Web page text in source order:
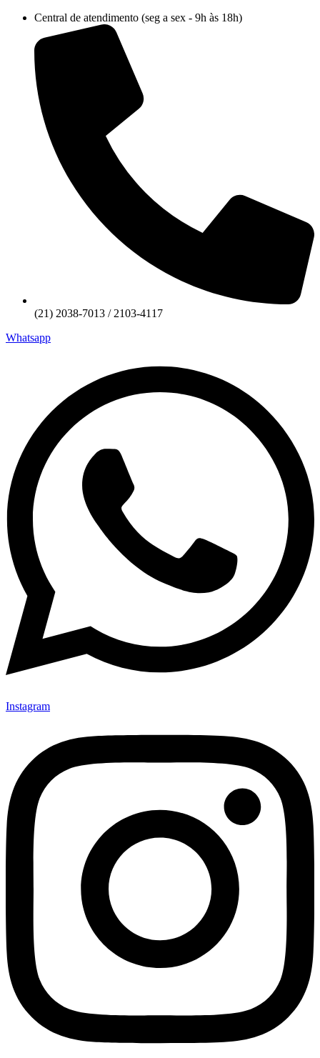
conteúdo
Central de atendimento (seg a sex - 9h às 18h)
(21) 2038-7013 / 2103-4117
Whatsapp
Instagram